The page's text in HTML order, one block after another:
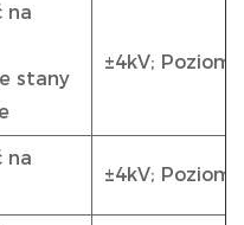
na
stany
±4kV; Poziom
na
±4kV; Poziom